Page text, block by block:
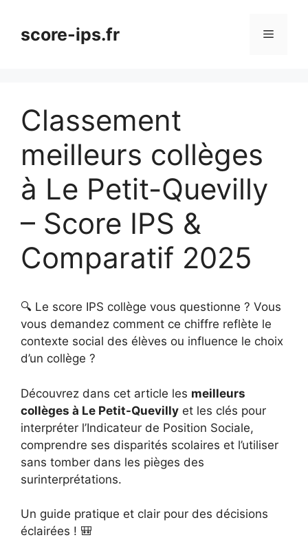
contenuscore-ips.fr Menu
Classement
meilleurs collèges
à Le Petit-Quevilly
– Score IPS &
Comparatif 2025
🔍 Le score IPS collège vous questionne ? Vous
vous demandez comment ce chiffre reflète le
contexte social des élèves ou influence le choix
d’un collège ?
Découvrez dans cet article les meilleurs
collèges à Le Petit-Quevilly et les clés pour
interpréter l’Indicateur de Position Sociale,
comprendre ses disparités scolaires et l’utiliser
sans tomber dans les pièges des
surinterprétations.
Un guide pratique et clair pour des décisions
éclairées ! 🎒